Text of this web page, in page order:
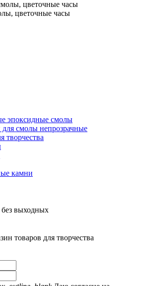
цветочные часы
эпоксидные смолы
для смолы непрозрачные
творчества
камни
без выходных
товаров для творчества